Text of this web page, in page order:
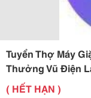
Tuyển Thợ Máy
Thưởng Vũ Điện
( HẾT HẠN )